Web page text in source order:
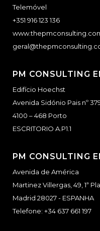
Telemóvel
+351 916 123 136
PM CONSULTING
Edifício Hoechst
Avenida Sidónio Pais nº
4100 – 468 Porto
ESCRITORIO A.P1.1
PM CONSULTING
Avenida de América
Martinez Villergas, 49, 1ª
Madrid 28027 - ESPANHA
Telefone: +34 637 661 197